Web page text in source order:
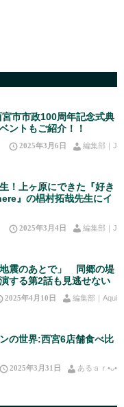
宮市市政100周年記念式典
ントもご紹介！！
2025年3月6日 編集部｜J
！上ヶ原にできた『好き
』の椙村拓哉先生にイ
2025年3月4日 編集部｜J
震のあとで」 同郷の堤
する第2話も見逃せない
2025年4月10日 編集部｜Aqui
の世界:西宮6店舗食べ比
2025年3月31日 あるａｒ•⁠ᴗ⁠•⁠